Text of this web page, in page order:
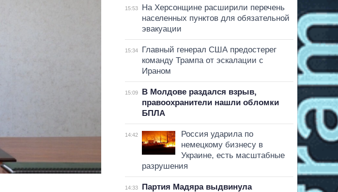
15:53
На Херсонщине расширили перечень
населенных пунктов для обязательной
эвакуации
15:34
Главный генерал США предостерег
команду Трампа от эскалации с
Ираном
15:09
В Молдове раздался взрыв,
правоохранители нашли обломки
БПЛА
14:42
Россия ударила по
немецкому бизнесу в
Украине, есть масштабные
разрушения
14:33
Партия Мадяра выдвинула